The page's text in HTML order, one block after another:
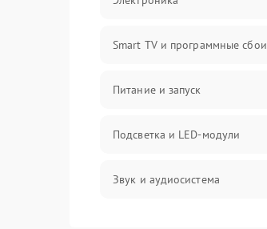
Smart TV и программные сбои
Питание и запуск
Подсветка и LED-модули
Звук и аудиосистема